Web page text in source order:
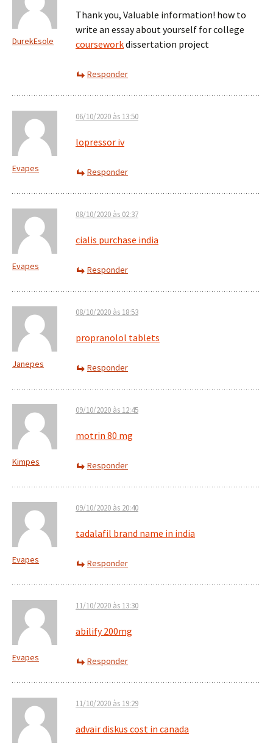
DurekEsole
Thank you, Valuable information! how to
write an essay about yourself for college
courseworkdissertation project
Responder
Evapes
06/10/2020 às 13:50
lopressor iv
Responder
Evapes
08/10/2020 às 02:37
cialis purchase india
Responder
Janepes
08/10/2020 às 18:53
propranolol tablets
Responder
Kimpes
09/10/2020 às 12:45
motrin 80 mg
Responder
Evapes
09/10/2020 às 20:40
tadalafil brand name in india
Responder
Evapes
11/10/2020 às 13:30
abilify 200mg
Responder
11/10/2020 às 19:29
advair diskus cost in canada